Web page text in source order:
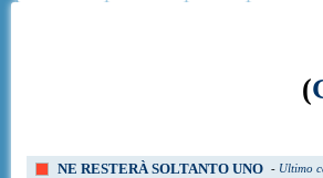
(
NE RESTERÀ SOLTANTO UNO - Ultimo